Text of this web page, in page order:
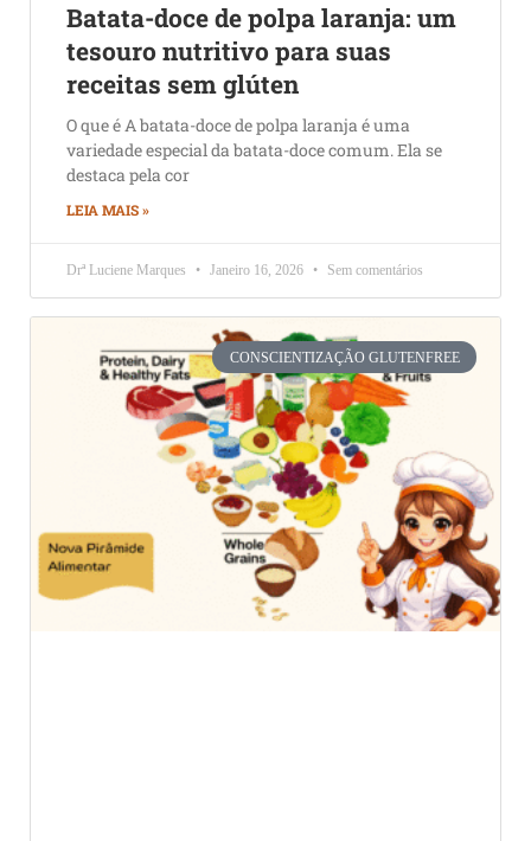
Batata-doce de polpa laranja: um
tesouro nutritivo para suas
receitas sem glúten
O que é A batata-doce de polpa laranja é uma
variedade especial da batata-doce comum. Ela se
destaca pela cor
LEIA MAIS »
Drª Luciene Marques Janeiro 16, 2026 Sem comentários
CONSCIENTIZAÇÃO GLUTENFREE